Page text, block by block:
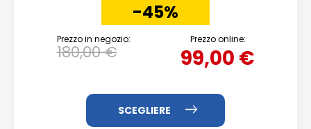
-45%
Prezzo in negozio:
180,00 €
Prezzo online:
99,00 €